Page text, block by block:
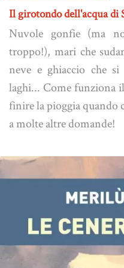
Il girotondo dell'acqua di
Nuvole gonfie (ma
troppo!), mari che
neve e ghiaccio che
laghi... Come funziona
finire la pioggia quando
a molte altre domande!